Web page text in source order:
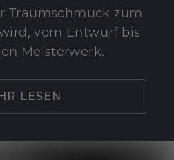
Traumschmuck zum
vom Entwurf bis
Meisterwerk.
LESEN